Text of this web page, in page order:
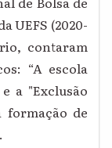
UEFS (2020-
contaram
“A escola
a "Exclusão
formação de